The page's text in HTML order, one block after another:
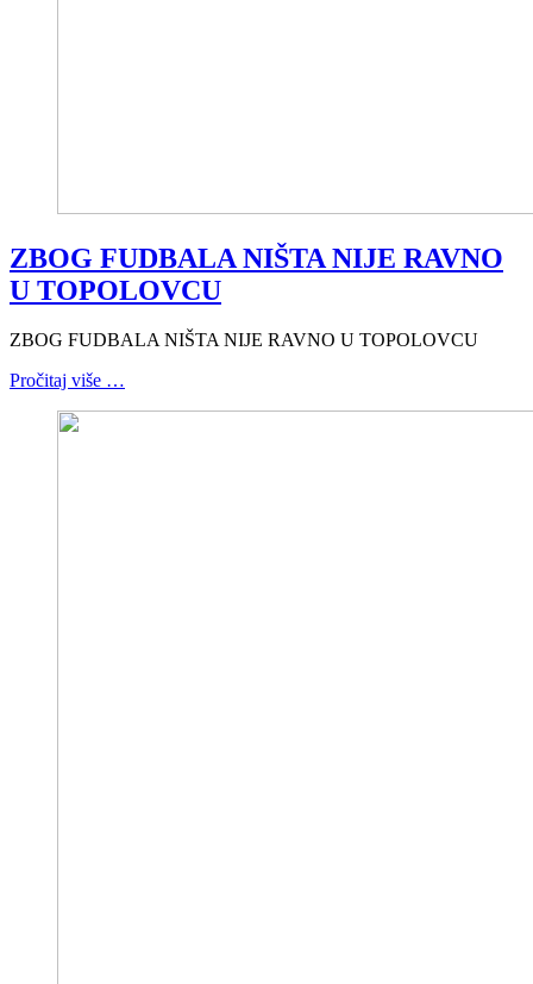
ZBOG FUDBALA NIŠTA NIJE RAVNO
U TOPOLOVCU
ZBOG FUDBALA NIŠTA NIJE RAVNO U TOPOLOVCU
Pročitaj više …